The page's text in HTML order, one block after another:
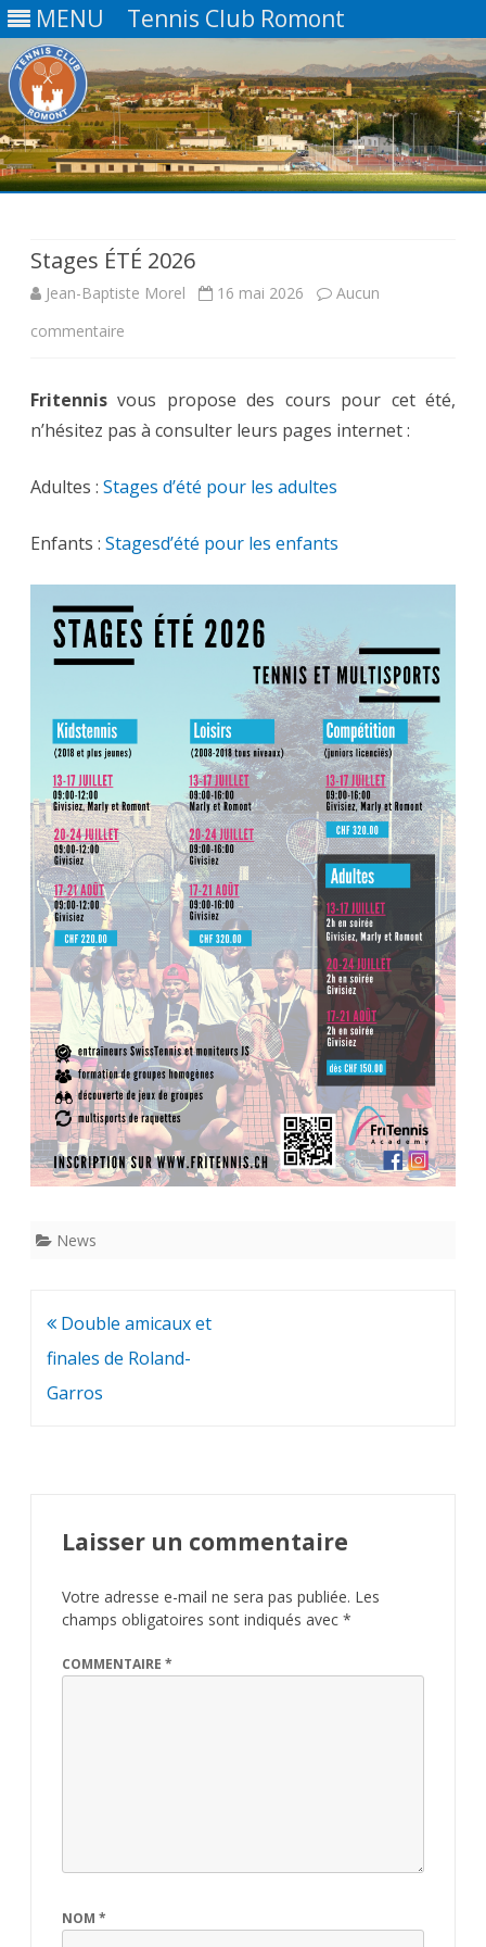
MENU Tennis Club Romont
Stages ÉTÉ 2026
Jean-Baptiste Morel 16 mai 2026
Aucun
commentaire
ÉTÉ
2026
Fritennis vous propose des cours pour cet été,
n’hésitez pas à consulter leurs pages internet :
Adultes : Stages d’été pour les adultes
Enfants : Stagesd’été pour les enfants
News
Navigation
de
l’article
Double amicaux et
finales de Roland-
Garros
Laisser un commentaire
Votre adresse e-mail ne sera pas publiée. Les
champs obligatoires sont indiqués avec *
COMMENTAIRE *
NOM *